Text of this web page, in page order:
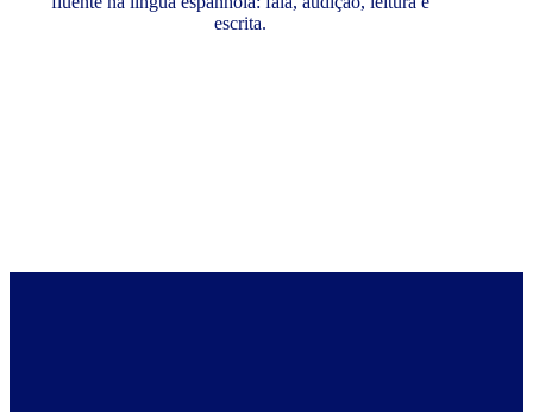
escrita.